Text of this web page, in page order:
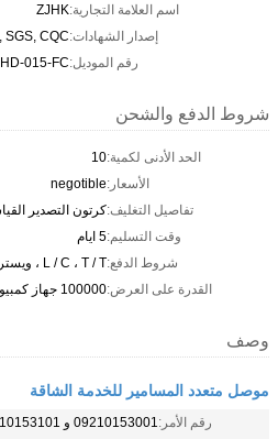
اسم العلامة التجارية:ZJHK
إصدار الشهادات:SGS, CQC
رقم الموديل:015-FC
شروط الدفع والشحن
الحد الأدنى لكمية:10
الأسعار:negotible
تفاصيل التغليف:كرتون التصدير
وقت التسليم:5 ايام
شروط الدفع:L / C ، T / T ، ويسترن يونيون ، باي بال
القدرة على العرض:100000 جهاز كمبيوتر شخصى شهريا
وصف
موصل متعدد المسامير للخدمة الشاقة
رقم الأمر:09210153001 و 09210153101